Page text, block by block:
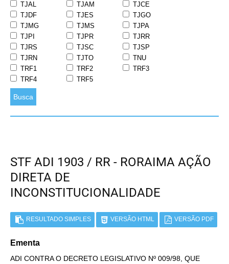
TJAL
TJAM
TJCE
TJDF
TJES
TJGO
TJMG
TJMS
TJPA
TJPI
TJPR
TJRR
TJRS
TJSC
TJSP
TJRN
TJTO
TNU
TRF1
TRF2
TRF3
TRF4
TRF5
Busca
STF ADI 1903 / RR - RORAIMA AÇÃO
DIRETA DE
INCONSTITUCIONALIDADE
RESULTADO SIMPLES VERSÃO HTML VERSÃO PDF
Ementa
ADI CONTRA O DECRETO LEGISLATIVO Nº 009/98, QUE